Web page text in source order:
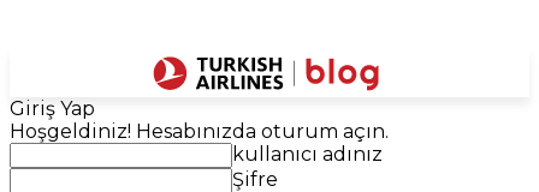
Giriş Yap
Hoşgeldiniz! Hesabınızda oturum açın.
kullanıcı adınız
Şifre